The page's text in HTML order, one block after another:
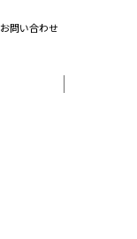
お問い合わせ